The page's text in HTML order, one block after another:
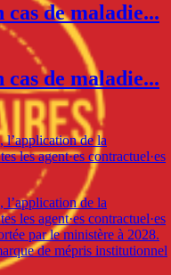
de maladie...
de maladie...
l’application de la
les agent·es contractuel·es
l’application de la
les agent·es contractuel·es
par le ministère à 2028.
de mépris institutionnel